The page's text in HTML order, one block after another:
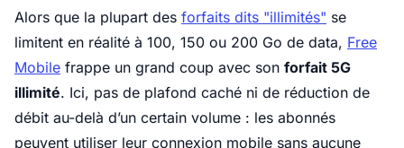
Alors que la plupart des forfaits dits "illimités" se
limitent en réalité à 100, 150 ou 200 Go de data, Free
Mobile frappe un grand coup avec son forfait 5G
illimité. Ici, pas de plafond caché ni de réduction de
débit au-delà d’un certain volume : les abonnés
peuvent utiliser leur connexion mobile sans aucune